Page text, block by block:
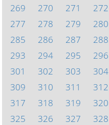
269
270 271 272
277
278 279 280
285
286 287 288
293
294 295 296
301
302 303 304
309
310 311 312
317
318 319 320
325
326 327 328